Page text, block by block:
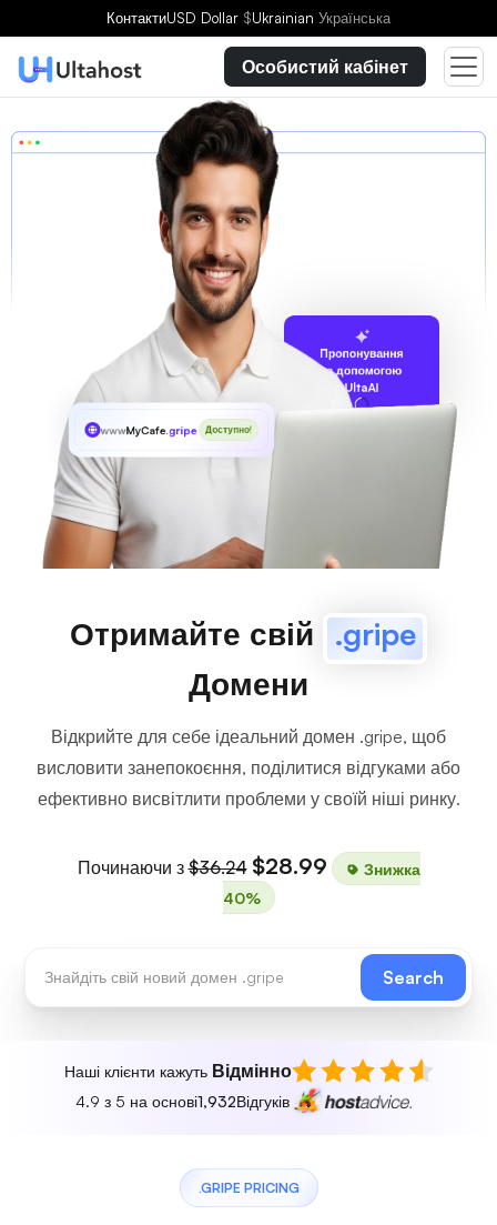
КонтактиUSD Dollar $Ukrainian Українська
Особистий кабінет
Пропонування
за допомогою
UltaAI
wwwMyCafe.gripe Доступно!
Отримайте свій .gripe
Домени
Відкрийте для себе ідеальний домен .gripe, щоб
висловити занепокоєння, поділитися відгуками або
ефективно висвітлити проблеми у своїй ніші ринку.
Починаючи з$36.24 $28.99
Знижка
40%
Search
Наші клієнти кажуть Відмінно
4.9 з 5 на основі1,932Відгуків
.GRIPE PRICING